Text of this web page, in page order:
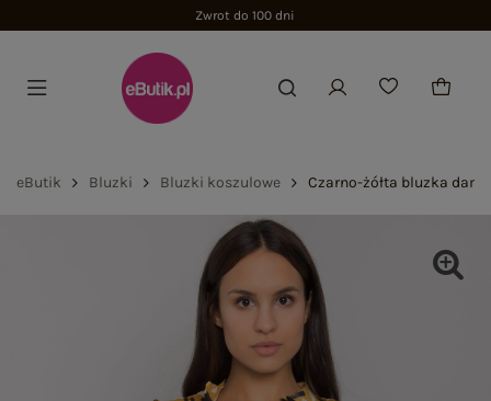
Zwrot do 100 dni
eButik Bluzki Bluzki koszulowe Czarno-żółta bluzka